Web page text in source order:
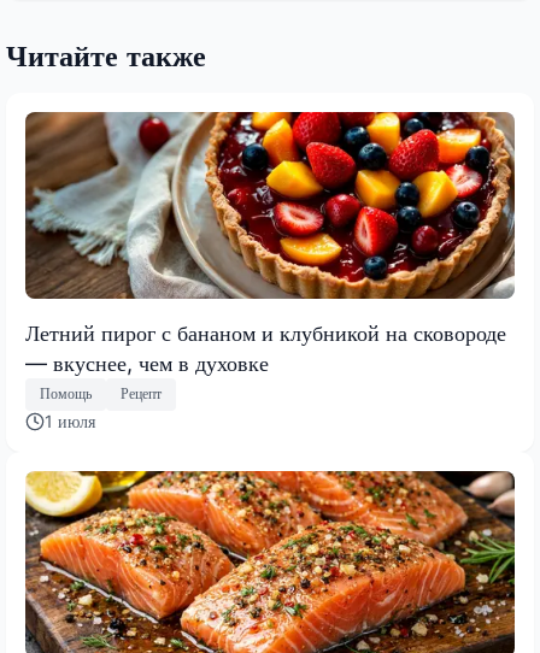
Читайте также
Летний пирог с бананом и клубникой на сковороде
— вкуснее, чем в духовке
Помощь Рецепт
1 июля